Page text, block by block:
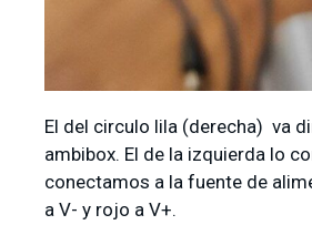
El del circulo lila (derecha) va
ambibox. El de la izquierda lo
conectamos a la fuente de
a V- y rojo a V+.